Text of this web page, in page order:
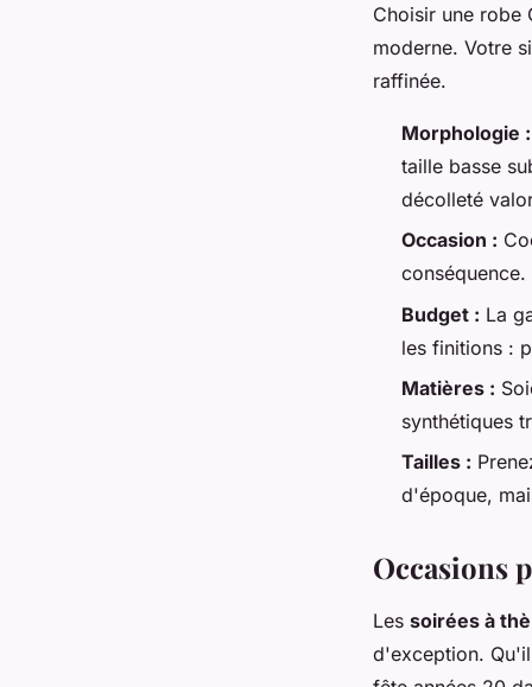
Choisir une
moderne. Votre
raffinée.
Morphologie :
taille basse
décolleté
Occasion :
Budget : La
les finitions :
Matières :
synthétiques
Tailles :
d'époque,
Occasions
Les soirées à
d'exception.